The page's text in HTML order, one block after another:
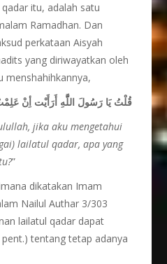
itu, adalah satu
Ramadhan. Dan
perkataan Aisyah
yang diriwayatkan oleh
menshahihkannya,
قُلْتُ يَا رَسُولَ اللَّّهِ أَرَأَيْت أِنْ
jika aku mengetahui
lailatul qadar, apa yang
”
dikatakan Imam
Nailul Authar 3/303
lailatul qadar dapat
tentang tetap adanya